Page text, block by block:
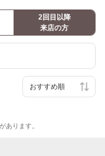
2回目以降
来店の方
あります。